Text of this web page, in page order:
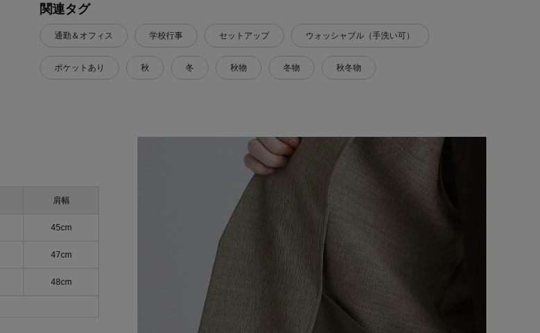
関連タグ
通勤＆オフィス 学校行事 セットアップ ウォッシャブル（手洗い可）
ポケットあり 秋 冬 秋物 冬物 秋冬物
肩幅
45cm
47cm
48cm